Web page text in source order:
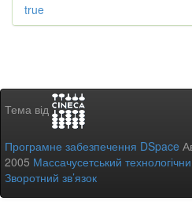
true
Тема від
Програмне забезпечення DSpace
2005 Массачусетський
Зворотний зв’язок